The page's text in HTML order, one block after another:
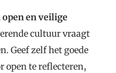
open en veilige
cultuur vraagt
Geef zelf het goede
open te reflecteren,